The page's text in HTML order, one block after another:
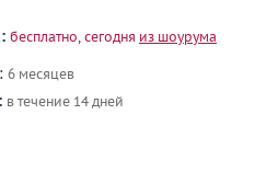
бесплатно, сегодня из шоурума
: 6 месяцев
в течение 14 дней